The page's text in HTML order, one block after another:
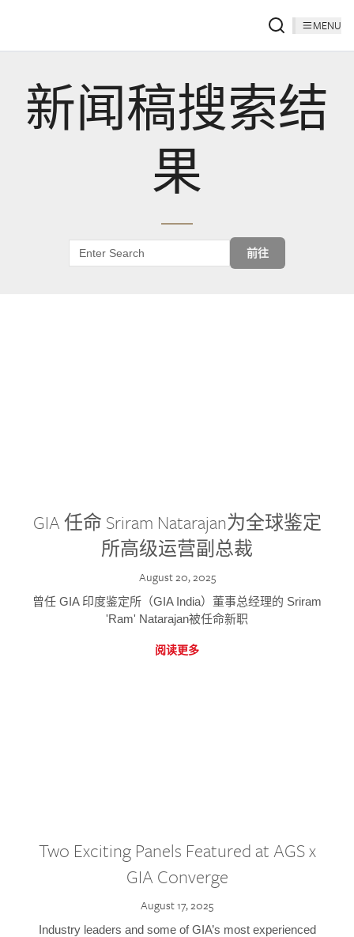
MENU
新闻稿搜索结
果
前往
GIA 任命 Sriram Natarajan为全球鉴定
所高级运营副总裁
August 20, 2025
曾任 GIA 印度鉴定所（GIA India）董事总经理的 Sriram
'Ram' Natarajan被任命新职
阅读更多
Two Exciting Panels Featured at AGS x
GIA Converge
August 17, 2025
Industry leaders and some of GIA’s most experienced